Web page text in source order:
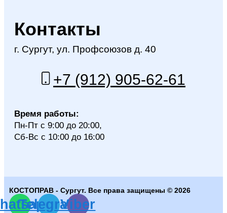
Контакты
г. Сургут, ул. Профсоюзов д. 40
+7 (912) 905-62-61
Время работы:
Пн-Пт с 9:00 до 20:00,
Сб-Вс с 10:00 до 16:00
КОСТОПРАВ - Сургут. Все права защищены © 2026
Telegram
Viber